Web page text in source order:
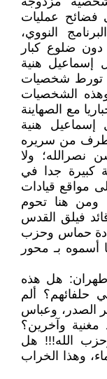
فضائح عمليات
النووي،
ضلوع كبار
إسماعيل هنية
تورط شخصيات
الشخصيات
مع الصهاينة
إسماعيل هنية
طرف من سريره
نصرالله؛ ولا
كبيرة جدا في
مواقع قيادات
ومن هنا تحوم
فيلق القدس
حماس وحزب
أسموه بـ محور
طهران: هل هذه
حلفائهم؟ ألم
الصدر، وعباس
مغنية وآخرين؟
الله!!! هل
وهذا الخراب